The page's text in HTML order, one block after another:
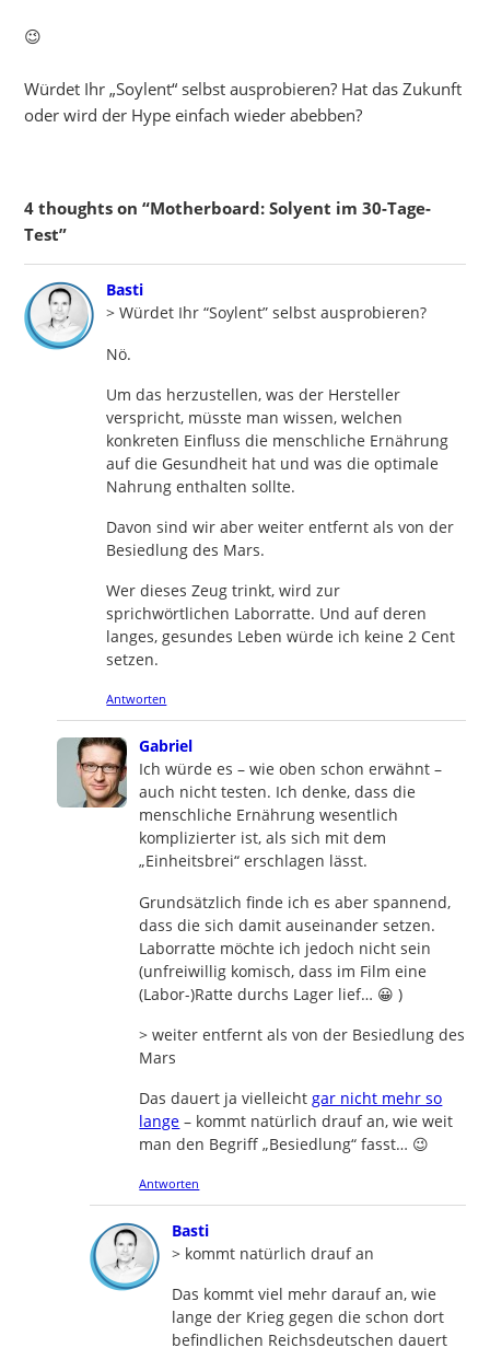
😉
Würdet Ihr „Soylent“ selbst ausprobieren? Hat das Zukunft
oder wird der Hype einfach wieder abebben?
4 thoughts on “Motherboard: Solyent im 30-Tage-
Test”
Basti
> Würdet Ihr “Soylent” selbst ausprobieren?
Nö.
Um das herzustellen, was der Hersteller
verspricht, müsste man wissen, welchen
konkreten Einfluss die menschliche Ernährung
auf die Gesundheit hat und was die optimale
Nahrung enthalten sollte.
Davon sind wir aber weiter entfernt als von der
Besiedlung des Mars.
Wer dieses Zeug trinkt, wird zur
sprichwörtlichen Laborratte. Und auf deren
langes, gesundes Leben würde ich keine 2 Cent
setzen.
Antworten
Gabriel
Ich würde es – wie oben schon erwähnt –
auch nicht testen. Ich denke, dass die
menschliche Ernährung wesentlich
komplizierter ist, als sich mit dem
„Einheitsbrei“ erschlagen lässt.
Grundsätzlich finde ich es aber spannend,
dass die sich damit auseinander setzen.
Laborratte möchte ich jedoch nicht sein
(unfreiwillig komisch, dass im Film eine
(Labor-)Ratte durchs Lager lief… 😀 )
> weiter entfernt als von der Besiedlung des
Mars
Das dauert ja vielleichtgar nicht mehr so
lange – kommt natürlich drauf an, wie weit
man den Begriff „Besiedlung“ fasst… 😉
Antworten
Basti
> kommt natürlich drauf an
Das kommt viel mehr darauf an, wie
lange der Krieg gegen die schon dort
befindlichen Reichsdeutschen dauert